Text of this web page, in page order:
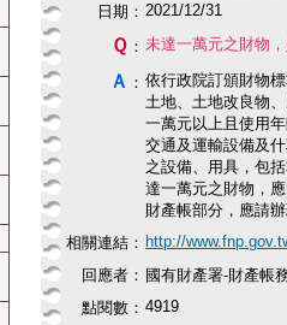
日期： 2021/12/31
Ｑ ： 未達一萬元之財物
Ａ ： 依行政院訂頒財物
土地、土地改良物
一萬元以上且使用
交通及運輸設備及
之設備、用具，包
達一萬元之財物，
財產帳部分，應請辦
相關連結： http://
回應者： 國有財產署-財產帳
點閱數： 4919